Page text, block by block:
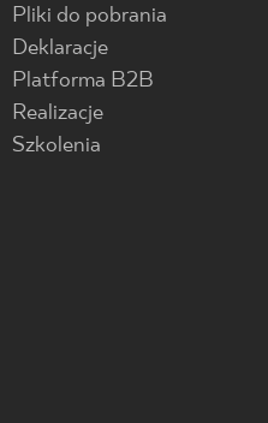
Pliki do pobrania
Deklaracje
Platforma B2B
Realizacje
Szkolenia